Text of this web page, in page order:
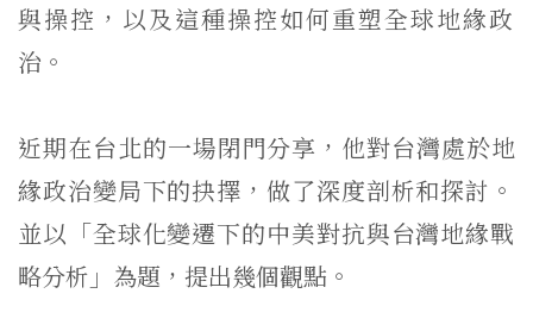
與操控， 以及這種操控如何重塑全球地緣政
治。
近期在台北的一場閉門分享，他對台灣處於地
緣政治變局下的抉擇， 做了深度剖析和探討。
並以「全球化變遷下的中美對抗與台灣地緣戰
略分析」為題， 提出幾個觀點。